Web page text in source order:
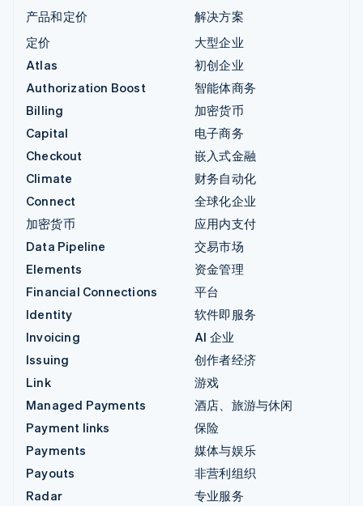
产品和定价
定价
Atlas
Authorization Boost
Billing
Capital
Checkout
Climate
Connect
加密货币
Data Pipeline
Elements
Financial Connections
Identity
Invoicing
Issuing
Link
Managed Payments
Payment links
Payments
Payouts
Radar
解决方案
大型企业
初创企业
智能体商务
加密货币
电子商务
嵌入式金融
财务自动化
全球化企业
应用内支付
交易市场
资金管理
平台
软件即服务
AI 企业
创作者经济
游戏
酒店、旅游与休闲
保险
媒体与娱乐
非营利组织
专业服务